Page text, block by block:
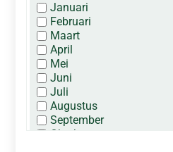
Januari
Februari
Maart
April
Mei
Juni
Juli
Augustus
September
Oktober